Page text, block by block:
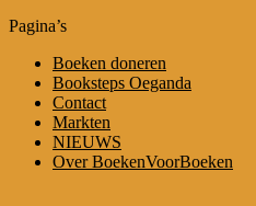
Pagina’s
Boeken doneren
Booksteps Oeganda
Contact
Markten
NIEUWS
Over BoekenVoorBoeken